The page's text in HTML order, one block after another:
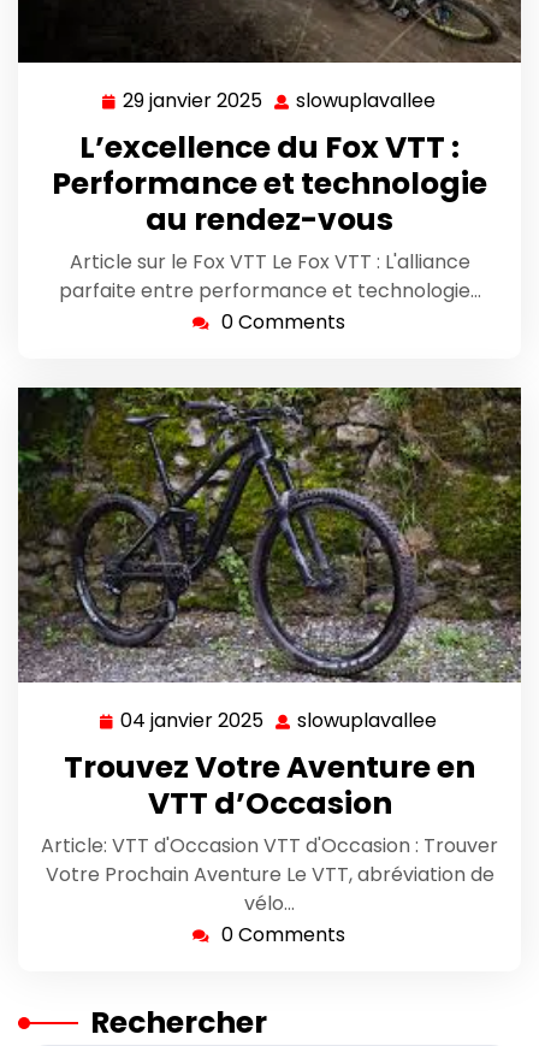
29 janvier 2025 29
janvier
2025
slowuplavallee
L’excellence du Fox VTT :
Performance et technologie
au rendez-vous
Article sur le Fox VTT Le Fox VTT : L'alliance
parfaite entre performance et technologie…
0 Comments
04 janvier 2025 04
janvier
2025
slowuplavallee
Trouvez Votre Aventure en
VTT d’Occasion
Article: VTT d'Occasion VTT d'Occasion : Trouver
Votre Prochain Aventure Le VTT, abréviation de
vélo…
0 Comments
Rechercher